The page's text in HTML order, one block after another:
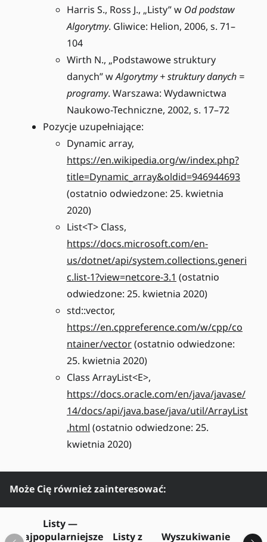
Harris S., Ross J., „Listy” w Od podstaw
Algorytmy. Gliwice: Helion, 2006, s. 71–
104
Wirth N., „Podstawowe struktury
danych” wAlgorytmy + struktury danych =
programy. Warszawa: Wydawnictwa
Naukowo-Techniczne, 2002, s. 17–72
Pozycje uzupełniające:
Dynamic array,
https://en.wikipedia.org/w/index.php?
title=Dynamic_array&oldid=946944693
(ostatnio odwiedzone: 25. kwietnia
2020)
List<T> Class,
https://docs.microsoft.com/en-
us/dotnet/api/system.collections.generi
c.list-1?view=netcore-3.1 (ostatnio
odwiedzone: 25. kwietnia 2020)
std::vector,
https://en.cppreference.com/w/cpp/co
ntainer/vector(ostatnio odwiedzone:
25. kwietnia 2020)
Class ArrayList<E>,
https://docs.oracle.com/en/java/javase/
14/docs/api/java.base/java/util/ArrayList
.html (ostatnio odwiedzone: 25.
kwietnia 2020)
Może Cię również zainteresować:
Listy —
najpopularniejsze
Listy z
Wyszukiwanie